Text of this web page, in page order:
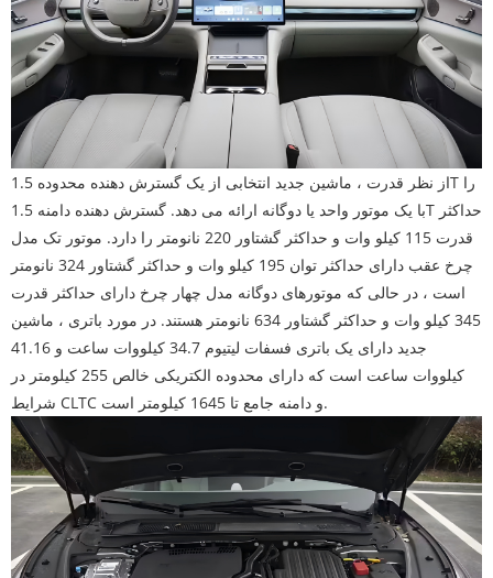
از نظر قدرت ، ماشین جدید انتخابی از یک گسترش دهنده محدوده 1.5T را
با یک موتور واحد یا دوگانه ارائه می دهد. گسترش دهنده دامنه 1.5T حداکثر
قدرت 115 کیلو وات و حداکثر گشتاور 220 نانومتر را دارد. موتور تک مدل
چرخ عقب دارای حداکثر توان 195 کیلو وات و حداکثر گشتاور 324 نانومتر
است ، در حالی که موتورهای دوگانه مدل چهار چرخ دارای حداکثر قدرت
345 کیلو وات و حداکثر گشتاور 634 نانومتر هستند. در مورد باتری ، ماشین
جدید دارای یک باتری فسفات لیتیوم 34.7 کیلووات ساعت و 41.16
کیلووات ساعت است که دارای محدوده الکتریکی خالص 255 کیلومتر در
شرایط CLTC و دامنه جامع تا 1645 کیلومتر است.